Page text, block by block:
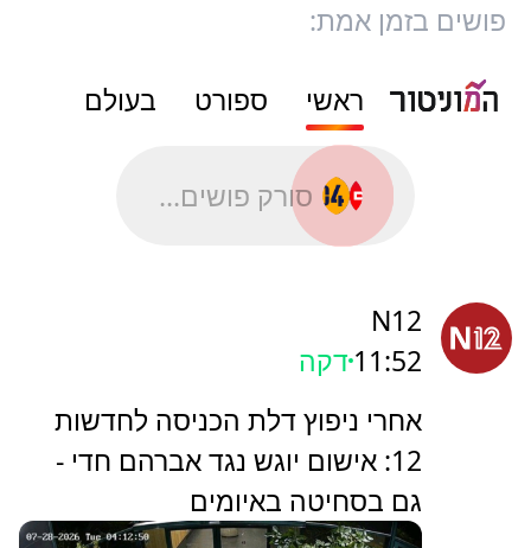
פושים בזמן אמת:
ראשי ספורט בעולם
סורק פושים...
N12
11:52דקה
אחרי ניפוץ דלת הכניסה לחדשות
12: אישום יוגש נגד אברהם חדי -
גם בסחיטה באיומים